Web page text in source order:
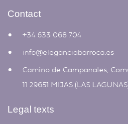
Contact
+34 633 068 704
info@eleganciabarroca.es
Camino de Campanales,
11 29651 MIJAS (LAS
Legal texts